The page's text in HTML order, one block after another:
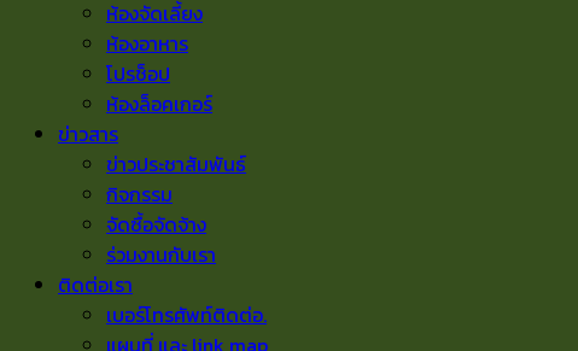
ห้องจัดเลี้ยง
ห้องอาหาร
โปรช็อป
ห้องล็อคเกอร์
ข่าวสาร
ข่าวประชาสัมพันธ์
กิจกรรม
จัดซื้อจัดจ้าง
ร่วมงานกับเรา
ติดต่อเรา
เบอร์โทรศัพท์ติดต่อ.
แผนที่ และ link map